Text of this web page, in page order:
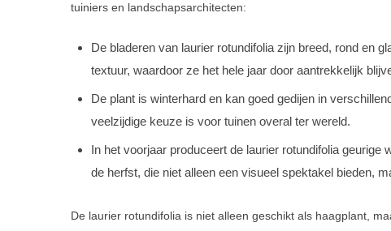
tuiniers en landschapsarchitecten:
De bladeren van laurier rotundifolia zijn breed, rond en
textuur, waardoor ze het hele jaar door aantrekkelijk
De plant is winterhard en kan goed gedijen in
veelzijdige keuze is voor tuinen overal ter wereld.
In het voorjaar produceert de laurier rotundifolia
de herfst, die niet alleen een visueel spektakel bieden,
De laurier rotundifolia is niet alleen geschikt als haagplant,